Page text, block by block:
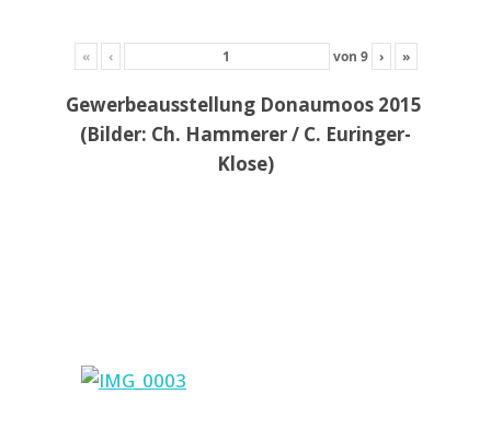
« ‹ von 9 › »
Gewerbeausstellung Donaumoos 2015
(Bilder: Ch. Hammerer / C. Euringer-
Klose)